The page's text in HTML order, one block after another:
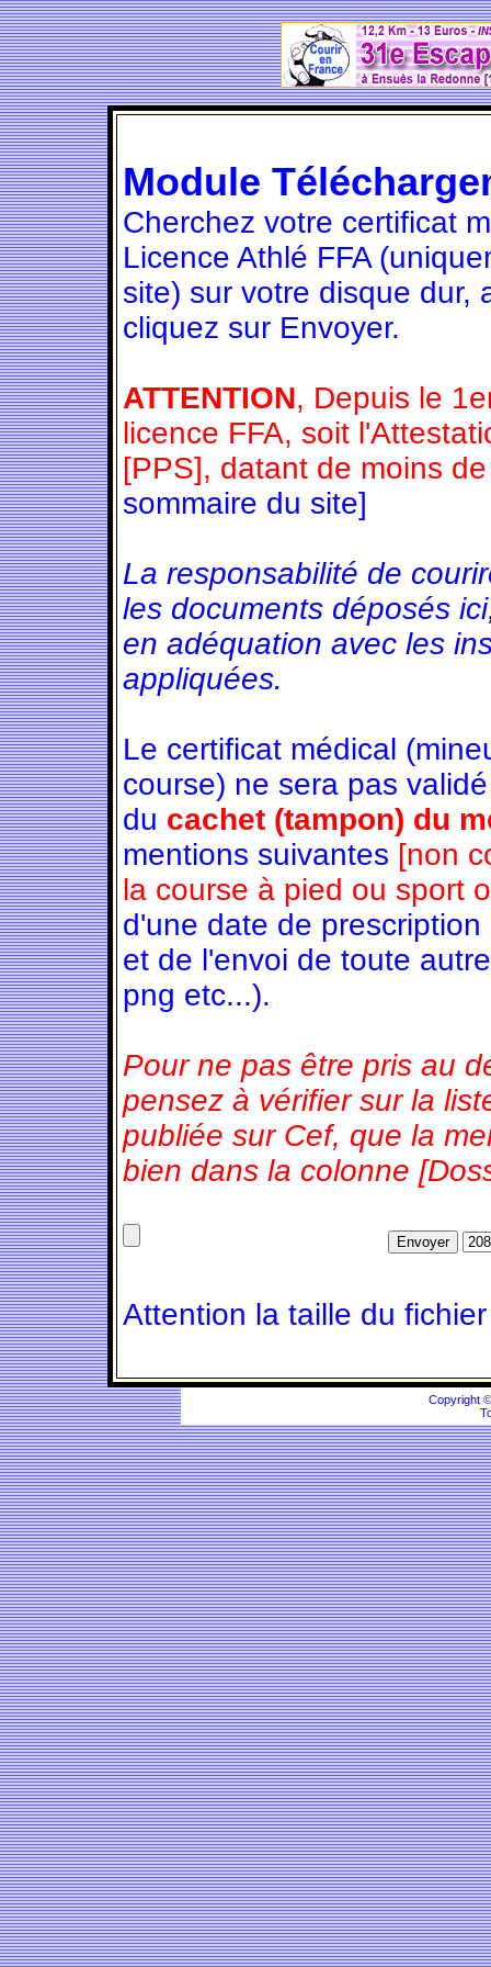
Module
Cherchez votre certificat
Licence Athlé FFA
site) sur votre disque dur,
cliquez sur Envoyer.
ATTENTION, Depuis le
licence FFA, soit
[PPS], datant de moins
sommaire du site]
La responsabilité de
les documents déposés
en adéquation avec les
appliquées.
Le certificat médical
course) ne sera pas
du cachet (tampon) du
mentions suivantes [non
la course à pied ou sport
d'une date de
et de l'envoi de toute
png etc...).
Pour ne pas être pris au
pensez à vérifier sur la
publiée sur Cef, que la
bien dans la colonne
Attention la taille du
Copyright